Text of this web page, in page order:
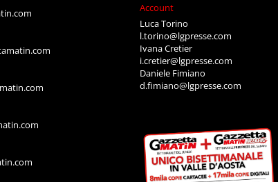
Account
Luca Torino
l.torino@lgpresse.com
Ivana Cretier
i.cretier@lgpresse.com
Daniele Fimiano
d.fimiano@lgpresse.com